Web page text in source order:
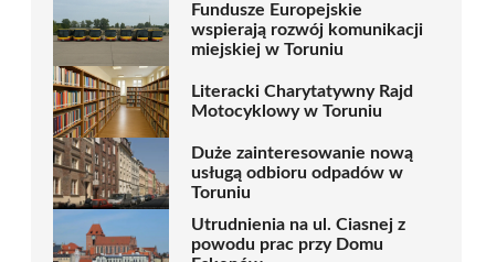
Fundusze Europejskie
wspierają rozwój komunikacji
miejskiej w Toruniu
Literacki Charytatywny Rajd
Motocyklowy w Toruniu
Duże zainteresowanie nową
usługą odbioru odpadów w
Toruniu
Utrudnienia na ul. Ciasnej z
powodu prac przy Domu